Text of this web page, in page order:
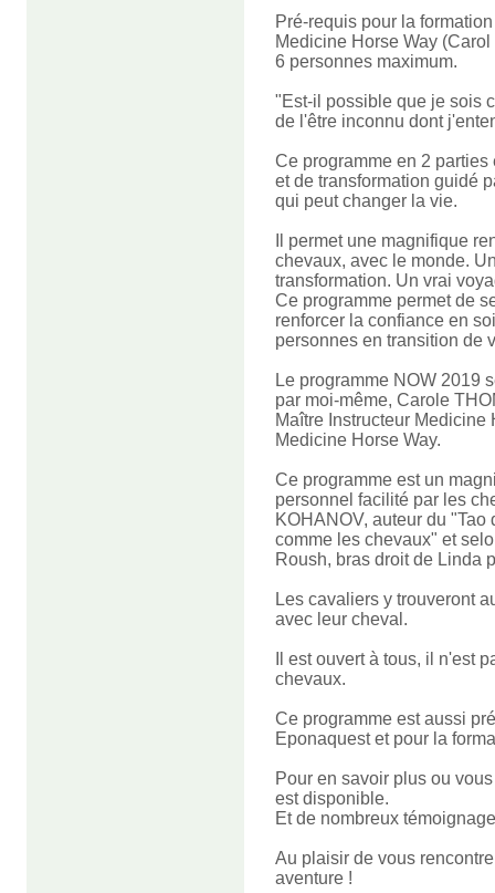
Pré-requis pour la
Medicine Horse Way
6 personnes maximum.
"Est-il possible que je sois
de l'être inconnu dont
Ce programme en 2
et de transformation guidé
qui peut changer la vie.
Il permet une magnifique
chevaux, avec le monde.
transformation. Un vrai
Ce programme permet de
renforcer la confiance en
personnes en transition de
Le programme NOW 2019
par moi-même, Carole
Maître Instructeur Medicine
Medicine Horse Way.
Ce programme est un
personnel facilité par les
KOHANOV, auteur du
comme les chevaux" et
Roush, bras droit de Linda
Les cavaliers y trouveront
avec leur cheval.
Il est ouvert à tous, il n'est
chevaux.
Ce programme est aussi
Eponaquest et pour la
Pour en savoir plus ou
est disponible.
Et de nombreux
Au plaisir de vous
aventure !